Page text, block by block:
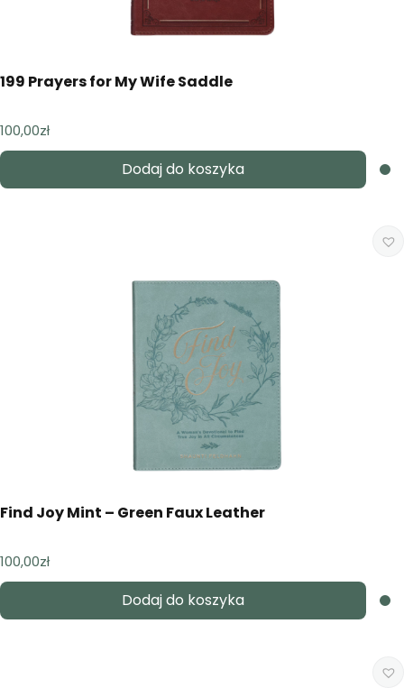
199 Prayers for My Wife Saddle
100,00zł
Dodaj do koszyka
Find Joy Mint – Green Faux Leather
100,00zł
Dodaj do koszyka